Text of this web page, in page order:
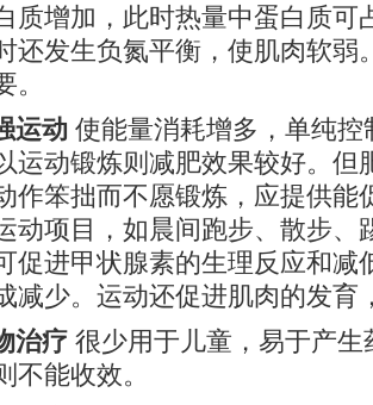
质增加，此时热量中蛋白质可
还发生负氮平衡，使肌肉软弱
。
运动 使能量消耗增多，单纯
运动锻炼则减肥效果较好。但
作笨拙而不愿锻炼，应提供能
动项目，如晨间跑步、散步、
促进甲状腺素的生理反应和减
减少。运动还促进肌肉的发育
治疗 很少用于儿童，易于产
不能收效。